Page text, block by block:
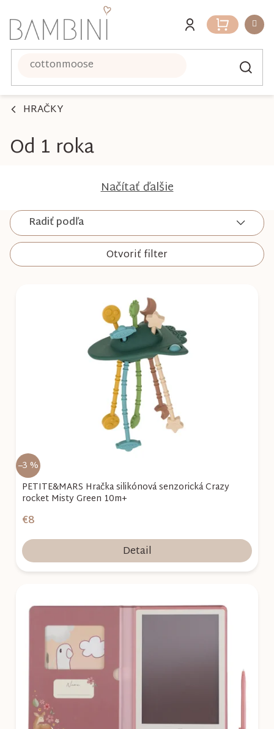
na
obsah
Nákupný
košík
HRAČKY
Od 1 roka
Načítať ďalšie
Radiť podľa
Otvoriť filter
–3 %
PETITE&MARS Hračka silikónová senzorická Crazy
rocket Misty Green 10m+
€8
Detail